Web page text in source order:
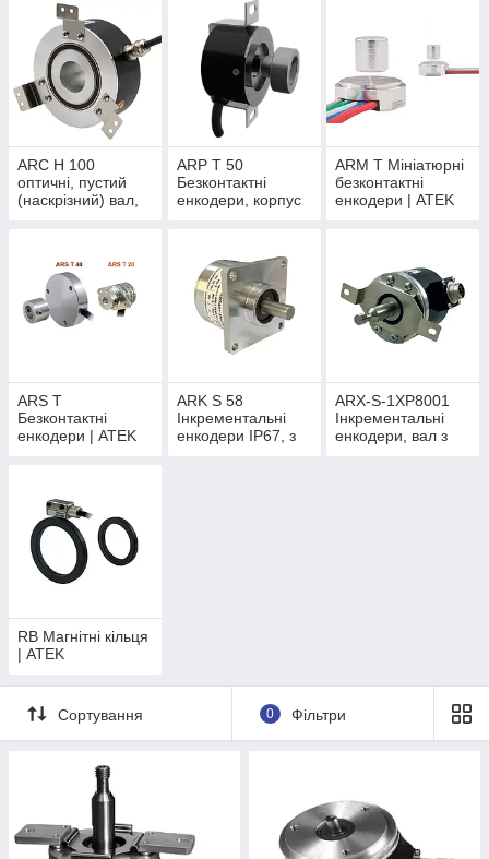
ARC H 100
оптичні, пустий
(наскрізний) вал,
ARP T 50
Безконтактні
енкодери, корпус
ARM T Мініатюрні
безконтактні
енкодери | ATEK
ARS T
Безконтактні
енкодери | ATEK
ARK S 58
Інкрементальні
енкодери IP67, з
ARX-S-1XP8001
Інкрементальні
енкодери, вал з
RB Магнітні кільця
| ATEK
Сортування 0 Фільтри